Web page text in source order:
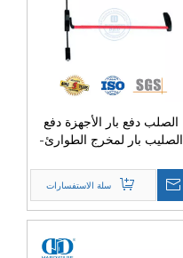
الصلب دفع بار الأجهزة دفع
الصليب بار لمخرج الطوارئ-
سلة الاستفسارات